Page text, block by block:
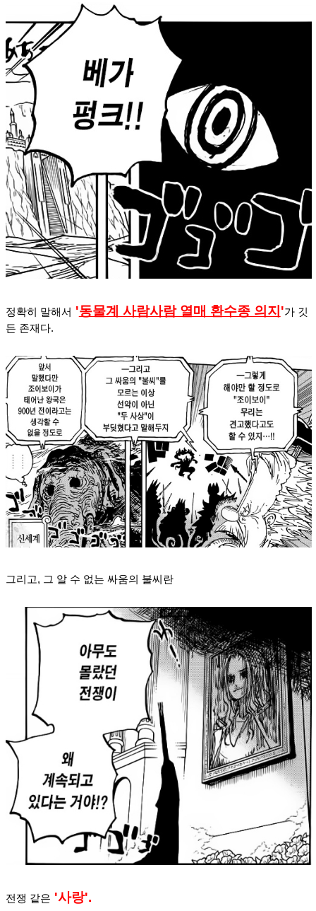
정확히 말해서 '동물계 사람사람 열매 환수종 의지 '가 깃
든 존재다.
그리고, 그 알 수 없는 싸움의 불씨란
전쟁 같은 '사랑'.